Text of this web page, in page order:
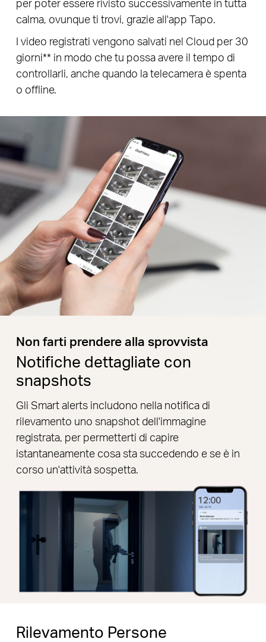
calma, ovunque ti trovi, grazie all'app Tapo.
I video registrati vengono salvati nel Cloud per 30
giorni** in modo che tu possa avere il tempo di
controllarli, anche quando la telecamera è spenta
o offline.
Non farti prendere alla sprovvista
Notifiche dettagliate con
snapshots
Gli Smart alerts includono nella notifica di
rilevamento uno snapshot dell'immagine
registrata, per permetterti di capire
istantaneamente cosa sta succedendo e se è in
corso un'attività sospetta.
Rilevamento Persone